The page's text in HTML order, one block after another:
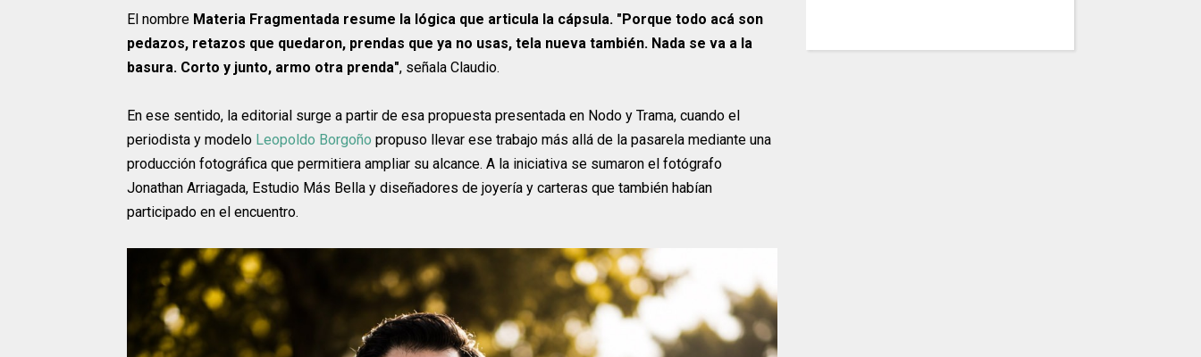
El nombre Materia Fragmentada resume la lógica que articula la cápsula. "Porque todo acá son
pedazos, retazos que quedaron, prendas que ya no usas, tela nueva también. Nada se va a la
basura. Corto y junto, armo otra prenda", señala Claudio.
En ese sentido, la editorial surge a partir de esa propuesta presentada en Nodo y Trama, cuando el
periodista y modelo Leopoldo Borgoño propuso llevar ese trabajo más allá de la pasarela mediante una
producción fotográfica que permitiera ampliar su alcance. A la iniciativa se sumaron el fotógrafo
Jonathan Arriagada, Estudio Más Bella y diseñadores de joyería y carteras que también habían
participado en el encuentro.